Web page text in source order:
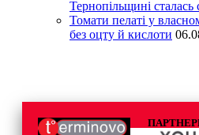
Тернопільщині сталась
Томати пелаті у
без оцту й кислоти